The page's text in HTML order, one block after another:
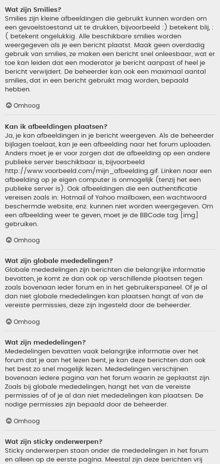
Wat zijn Smilies?
Smilies zijn kleine afbeeldingen die gebruikt kunnen worden om
een gevoelstoestand uit te drukken, bijvoorbeeld :) betekent blij, :
( betekent ongelukkig. Alle beschikbare smilies worden
weergegeven als je een bericht plaatst. Maak geen overdadig
gebruik van smilies, ze maken een bericht snel onleesbaar, wat er
toe kan leiden dat een moderator je bericht aanpast of heel je
bericht verwijdert. De beheerder kan ook een maximaal aantal
smilies, dat in een bericht gebruikt mag worden, bepaald
hebben.
Omhoog
Kan ik afbeeldingen plaatsen?
Ja, je kan afbeeldingen in je bericht weergeven. Als de beheerder
bijlagen toelaat, kan je een afbeelding naar het forum uploaden.
Anders moet je er voor zorgen dat de afbeelding op een andere
publieke server beschikbaar is, bijvoorbeeld
http://www.voorbeeld.com/mijn_afbeelding.gif. Linken naar een
afbeelding op je eigen computer is onmogelijk (tenzij het een
publieke server is). Ook afbeeldingen die een authentificatie
vereisen zoals in: Hotmail of Yahoo mailboxen, een wachtwoord
beschermde website, enz. kunnen niet worden weergegeven. Om
een afbeelding weer te geven, moet je de BBCode tag [img]
gebruiken.
Omhoog
Wat zijn globale mededelingen?
Globale mededelingen zijn berichten die belangrijke informatie
bevatten, je komt ze dan ook op verschillende plaatsen tegen
zoals bovenaan ieder forum en in het gebruikerspaneel. Of je al
dan niet globale mededelingen kan plaatsen hangt af van de
vereiste permissies, deze zijn ingesteld door de beheerder.
Omhoog
Wat zijn mededelingen?
Mededelingen bevatten vaak belangrijke informatie over het
forum dat je aan het lezen bent, je kan deze berichten dan ook
het best zo snel mogelijk lezen. Mededelingen verschijnen
bovenaan iedere pagina van het forum waarin ze geplaatst zijn.
Zoals bij globale mededelingen, hangt het van de vereiste
permissies af of je al dan niet mededelingen kan plaatsen. De
nodige permissies zijn bepaald door de beheerder.
Omhoog
Wat zijn sticky onderwerpen?
Sticky onderwerpen staan onder de mededelingen in het forum
en alleen op de eerste pagina. Meestal zijn deze berichten vrij